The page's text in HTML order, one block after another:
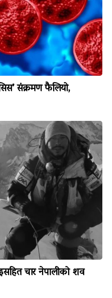
संक्रमण फैलियो,
चार नेपालीको शव